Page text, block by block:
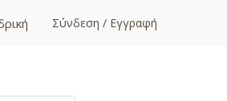
Σύνδεση / Εγγραφή